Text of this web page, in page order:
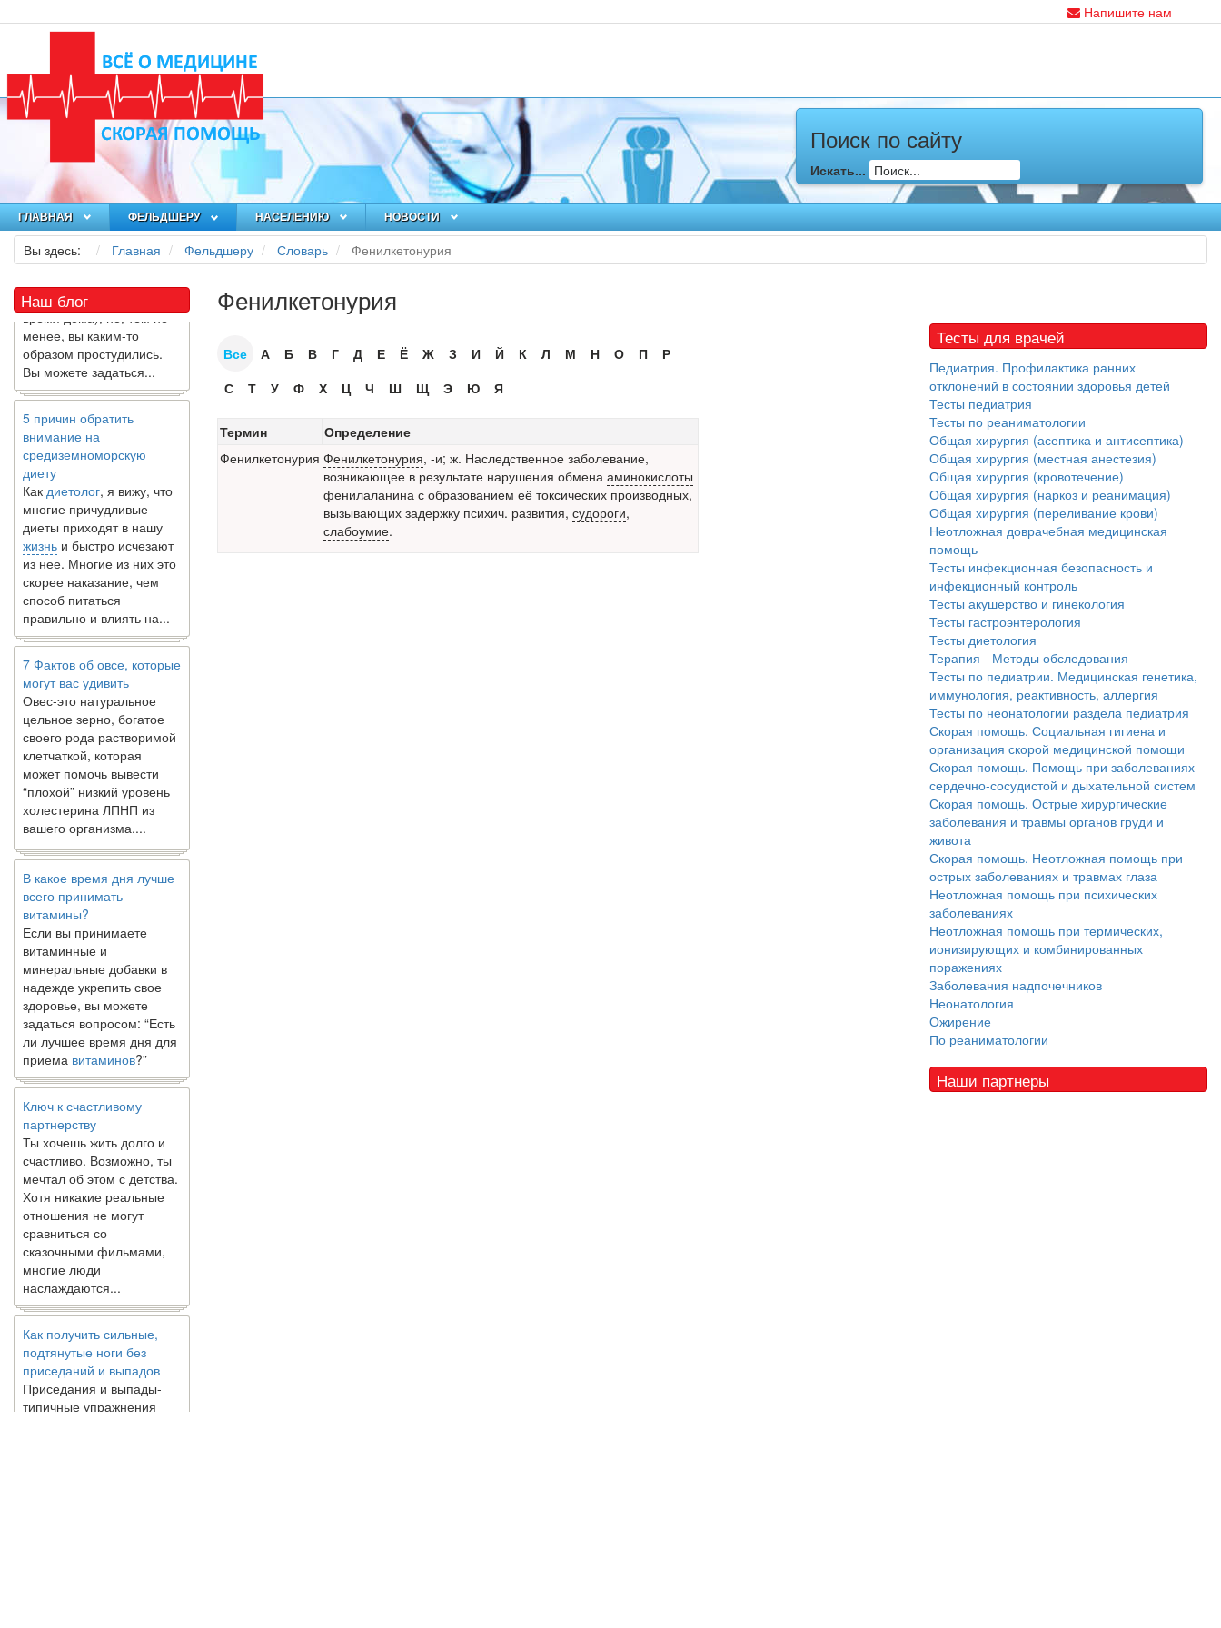
Напишите нам
Поиск по сайту
Искать...
ГЛАВНАЯ ФЕЛЬДШЕРУ НАСЕЛЕНИЮ НОВОСТИ
Вы здесь: Главная Фельдшеру Словарь Фенилкетонурия
Наш блог
Как я заболел во время
локдауна?
Это странная ситуация:
вы соблюдали все меры
предосторожности
COVID-19 (вы почти все
время дома), но, тем не
менее, вы каким-то
образом простудились.
Вы можете задаться...
внимание на
средиземноморскую
диету
Какдиетолог
многие причудливые
диеты приходят в нашу
жизньи быстро исчезают
из нее. Многие из них это
скорее наказание, чем
способ питаться
правильно и влиять на...
могут вас удивить
Овес-это натуральное
цельное зерно, богатое
своего рода растворимой
клетчаткой, которая
может помочь вывести
“плохой” низкий уровень
холестерина ЛПНП из
вашего организма....
всего принимать
витамины?
Если вы принимаете
витаминные и
минеральные добавки в
надежде укрепить свое
здоровье, вы можете
задаться вопросом: “Есть
ли лучшее время дня для
приемавитаминов?”
партнерству
Ты хочешь жить долго и
счастливо. Возможно, ты
мечтал об этом с детства.
Хотя никакие реальные
отношения не могут
сравниться со
сказочными фильмами,
многие люди
наслаждаются...
подтянутые ноги без
приседаний и выпадов
Приседания и выпады-
типичные упражнения
для укрепления мышц
Фенилкетонурия
Все А Б В Г Д Е Ё Ж З И Й К Л М Н О П
Р
С
Т У Ф Х Ц Ч Ш Щ Э Ю Я
Термин
Определение
Фенилкетонурия Фенилкетонурия, -и; ж. Наследственное заболевание,
возникающее в результате нарушения обмена аминокислоты
фенилаланина с образованием её токсических производных,
вызывающих задержку психич. развития, судороги,
слабоумие.
Тесты для врачей
Педиатрия. Профилактика ранних
отклонений в состоянии здоровья детей
Тесты педиатрия
Тесты по реаниматологии
Общая хирургия (асептика и антисептика)
Общая хирургия (местная анестезия)
Общая хирургия (кровотечение)
Общая хирургия (наркоз и реанимация)
Общая хирургия (переливание крови)
Неотложная доврачебная медицинская
помощь
Тесты инфекционная безопасность и
инфекционный контроль
Тесты акушерство и гинекология
Тесты гастроэнтерология
Тесты диетология
Терапия - Методы обследования
Тесты по педиатрии. Медицинская генетика,
иммунология, реактивность, аллергия
Тесты по неонатологии раздела педиатрия
Скорая помощь. Социальная гигиена и
организация скорой медицинской помощи
Скорая помощь. Помощь при заболеваниях
сердечно-сосудистой и дыхательной систем
Скорая помощь. Острые хирургические
заболевания и травмы органов груди и
живота
Скорая помощь. Неотложная помощь при
острых заболеваниях и травмах глаза
Неотложная помощь при психических
заболеваниях
Неотложная помощь при термических,
ионизирующих и комбинированных
поражениях
Заболевания надпочечников
Неонатология
Ожирение
По реаниматологии
Наши партнеры